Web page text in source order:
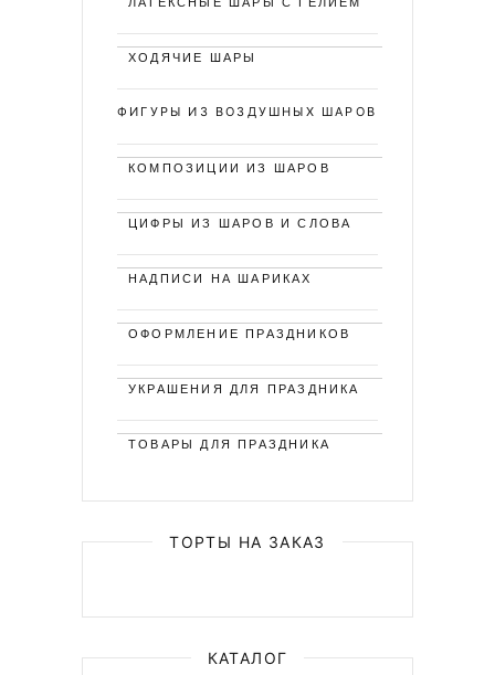
ХОДЯЧИЕ ШАРЫ
ФИГУРЫ ИЗ ВОЗДУШНЫХ ШАРОВ
КОМПОЗИЦИИ ИЗ ШАРОВ
ЦИФРЫ ИЗ ШАРОВ И СЛОВА
НАДПИСИ НА ШАРИКАХ
ОФОРМЛЕНИЕ ПРАЗДНИКОВ
УКРАШЕНИЯ ДЛЯ ПРАЗДНИКА
ТОВАРЫ ДЛЯ ПРАЗДНИКА
ТОРТЫ НА ЗАКАЗ
КАТАЛОГ